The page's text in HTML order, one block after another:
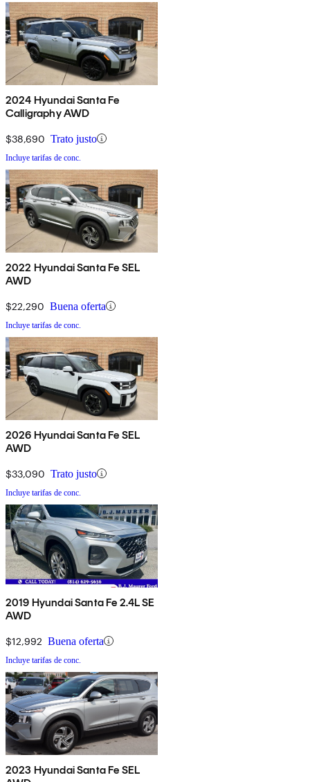
2024 Hyundai Santa Fe
Calligraphy AWD
$38,690 Trato justo
Incluye tarifas de conc.
2022 Hyundai Santa Fe SEL
AWD
$22,290 Buena oferta
Incluye tarifas de conc.
2026 Hyundai Santa Fe SEL
AWD
$33,090 Trato justo
Incluye tarifas de conc.
2019 Hyundai Santa Fe 2.4L SE
AWD
$12,992 Buena oferta
Incluye tarifas de conc.
2023 Hyundai Santa Fe SEL